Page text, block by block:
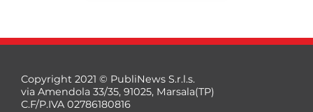
Copyright 2021 © PubliNews S.r.l.s.
via Amendola 33/35, 91025, Marsala(TP)
C.F/P.IVA 02786180816